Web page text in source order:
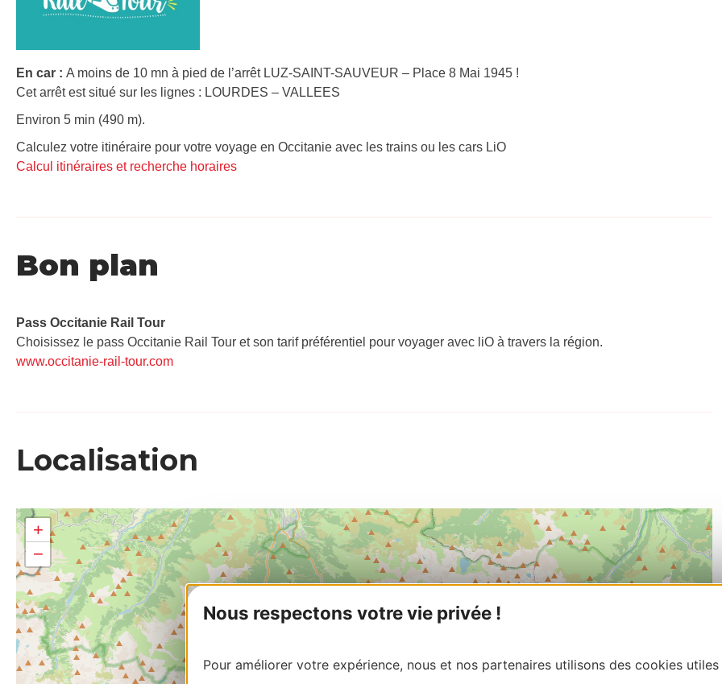
Nous respectons votre vie privée !
Pour améliorer votre expérience, nous et nos partenaires utilisons des cookies utiles
En car : A moins de 10 mn à pied de l’arrêt LUZ-SAINT-SAUVEUR – Place 8 Mai 1945 !
Cet arrêt est situé sur les lignes : LOURDES – VALLEES
Environ 5 min (490 m).
Calculez votre itinéraire pour votre voyage en Occitanie avec les trains ou les cars LiO
Calcul itinéraires et recherche horaires
Bon plan
Pass Occitanie Rail Tour​
Choisissez le pass Occitanie Rail Tour et son tarif préférentiel pour voyager avec liO à travers la région.
www.occitanie-rail-tour.com
Localisation
+
−